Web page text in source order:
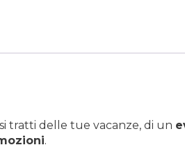
tratti delle tue vacanze, di un
.